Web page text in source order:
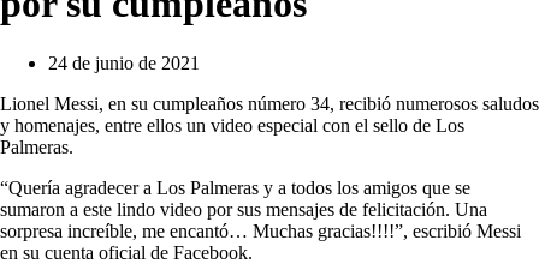
24 de junio de 2021
Lionel Messi, en su cumpleaños número 34, recibió numerosos saludos
y homenajes, entre ellos un video especial con el sello de Los
Palmeras.
“Quería agradecer a Los Palmeras y a todos los amigos que se
sumaron a este lindo video por sus mensajes de felicitación. Una
sorpresa increíble, me encantó… Muchas gracias!!!!”, escribió Messi
en su cuenta oficial de Facebook.